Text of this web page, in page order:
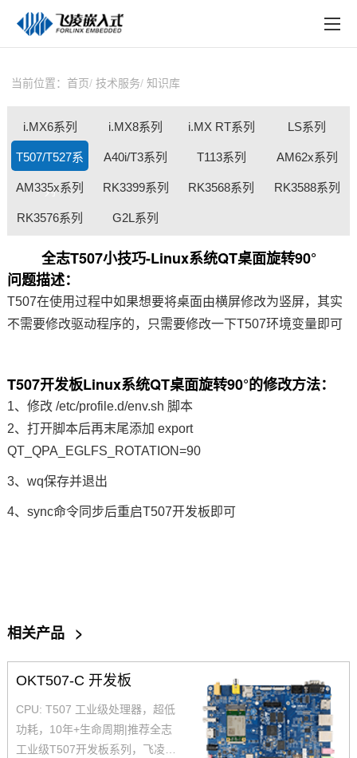
技术与支持
在线文档
方案定制
天猫商城
淘宝商城
技术论坛
在线购买
当前位置： 首页 技术服务 知识库
i.MX6系列 i.MX8系列 i.MX RT系列 LS系列
T507/T527系
列
A40i/T3系列 T113系列 AM62x系列
AM335x系列 RK3399系列 RK3568系列 RK3588系列
RK3576系列 G2L系列
全志T507小技巧-Linux系统QT桌面旋转90°
问题描述：
T507在使用过程中如果想要将桌面由横屏修改为竖屏，其实
不需要修改驱动程序的，只需要修改一下T507环境变量即可
T507开发板Linux系统QT桌面旋转90°的修改方法：
1、修改 /etc/profile.d/env.sh 脚本
2、打开脚本后再末尾添加 export
QT_QPA_EGLFS_ROTATION=90
3、wq保存并退出
4、sync命令同步后重启T507开发板即可
相关产品 >
OKT507-C 开发板
CPU: T507 工业级处理器，超低
功耗，10年+生命周期|推荐全志
工业级T507开发板系列，飞凌O